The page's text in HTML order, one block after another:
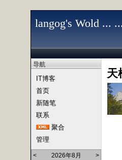
langog's Wold ... ...
导航
IT博客
首页
新随笔
联系
聚合
管理
< 2026年8月 >
天